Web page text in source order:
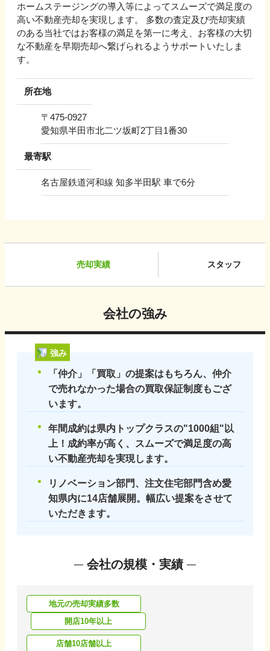
ホームステージングの導入等によってスムーズで満足度の
高い不動産売却を実現します。 多数の査定及び売却実績
のある当社ではお客様の満足を第一に考え、お客様の大切
な不動産を早期売却へ繋げられるようサポートいたしま
す。
所在地
〒 475-0927
愛知県半田市北二ツ坂町2丁目1番30
最寄駅
名古屋鉄道河和線 知多半田駅 車で6分
売却実績 スタッフ
会社の強み
強み
「仲介」「買取」の提案はもちろん、仲介
で売れなかった場合の買取保証制度もござ
います。
年間成約は県内トップクラスの"1000組"以
上！成約率が高く、スムーズで満足度の高
い不動産売却を実現します。
リノベーション部門、注文住宅部門含め愛
知県内に14店舗展開。幅広い提案をさせて
いただきます。
会社の規模・実績
地元の売却実績多数
開店10年以上
店舗10店舗以上